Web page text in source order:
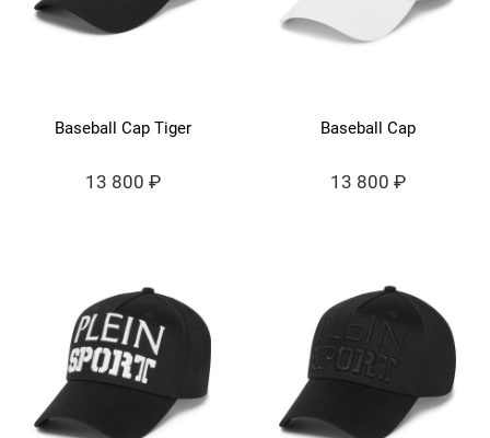
Baseball Cap Tiger
13 800 ₽
Baseball Cap
13 800 ₽